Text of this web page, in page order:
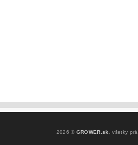
2026 © GROWER.sk , všetky